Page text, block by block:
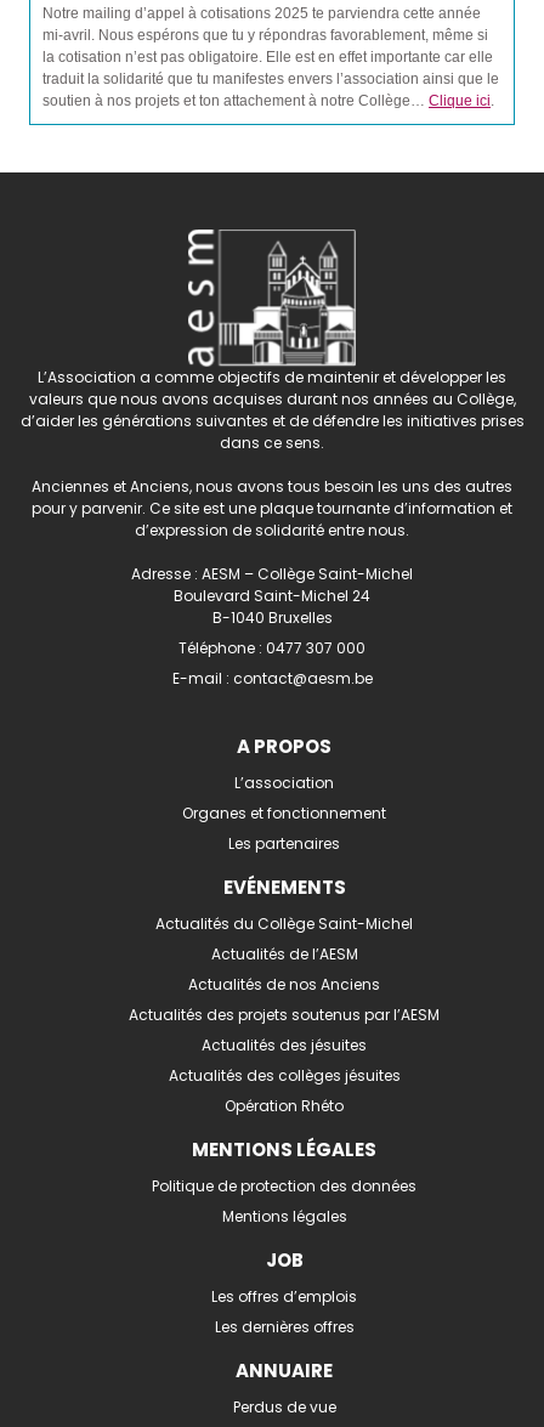
Notre mailing d’appel à cotisations 2025 te parviendra cette année
mi-avril. Nous espérons que tu y répondras favorablement, même si
la cotisation n’est pas obligatoire. Elle est en effet importante car elle
traduit la solidarité que tu manifestes envers l’association ainsi que le
soutien à nos projets et ton attachement à notre Collège… Clique ici
L’Association a comme objectifs de maintenir et développer les
valeurs que nous avons acquises durant nos années au Collège,
d’aider les générations suivantes et de défendre les initiatives prises
dans ce sens.
Anciennes et Anciens, nous avons tous besoin les uns des autres
pour y parvenir. Ce site est une plaque tournante d’information et
d’expression de solidarité entre nous.
Adresse : AESM – Collège Saint-Michel
Boulevard Saint-Michel 24
B-1040 Bruxelles
Téléphone : 0477 307 000
E-mail : contact@aesm.be
A PROPOS
L’association
Organes et fonctionnement
Les partenaires
EVÉNEMENTS
Actualités du Collège Saint-Michel
Actualités de l’AESM
Actualités de nos Anciens
Actualités des projets soutenus par l’AESM
Actualités des jésuites
Actualités des collèges jésuites
Opération Rhéto
MENTIONS LÉGALES
Politique de protection des données
Mentions légales
JOB
Les offres d’emplois
Les dernières offres
ANNUAIRE
Perdus de vue